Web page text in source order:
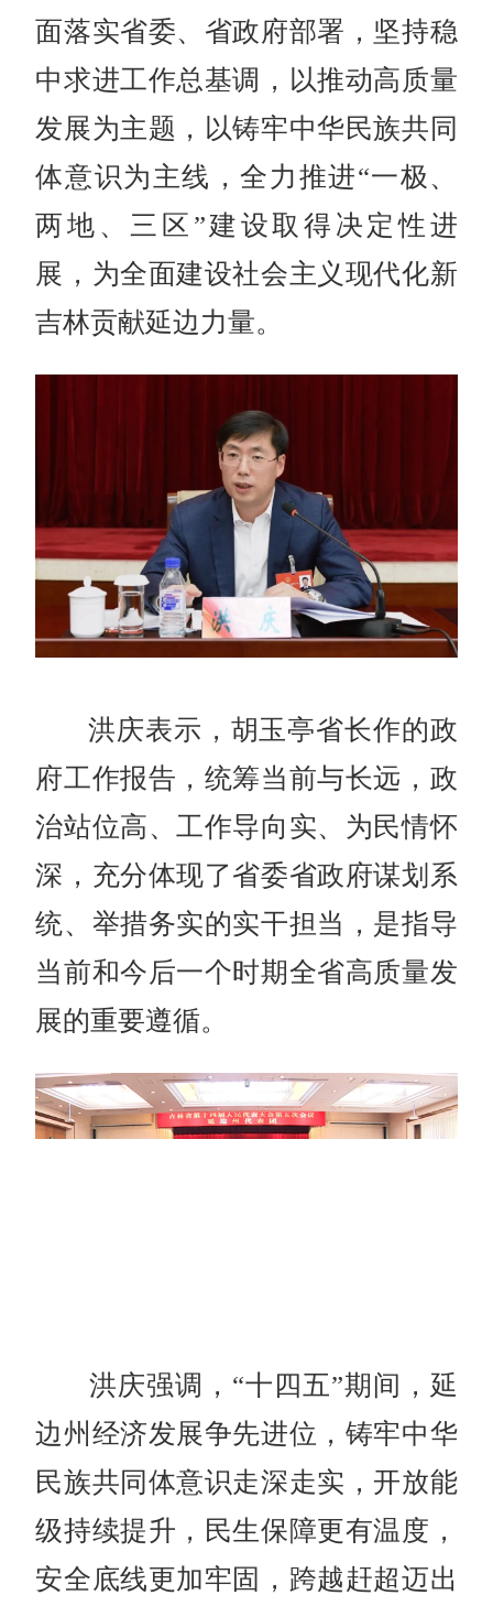
面落实省委、省政府部署，坚持稳
中求进工作总基调，以推动高质量
发展为主题，以铸牢中华民族共同
体意识为主线，全力推进“一极、
两地、三区”建设取得决定性进
展，为全面建设社会主义现代化新
吉林贡献延边力量。
洪庆表示，胡玉亭省长作的政
府工作报告，统筹当前与长远，政
治站位高、工作导向实、为民情怀
深，充分体现了省委省政府谋划系
统、举措务实的实干担当，是指导
当前和今后一个时期全省高质量发
展的重要遵循。
洪庆强调，“十四五”期间，延
边州经济发展争先进位，铸牢中华
民族共同体意识走深走实，开放能
级持续提升，民生保障更有温度，
安全底线更加牢固，跨越赶超迈出